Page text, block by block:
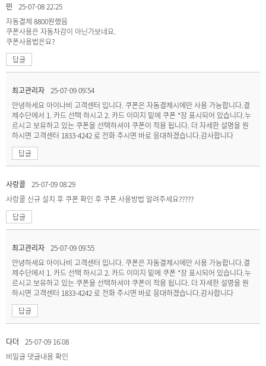
민
25-07-08 22:25
자동결제 8800원했음
쿠폰사용은 자동차감이 아닌가보네요.
쿠폰사용법은요?
답글
최고관리자 25-07-09 09:54
안녕하세요 아이나비 고객센터 입니다. 쿠폰은 자동결제시에만 사용 가능합니다.결
제수단에서 1. 카드 선택 하시고 2. 카드 이미지 밑에 쿠폰 *장 표시되어 있습니다.누
르시고 보유하고 있는 쿠폰을 선택하셔야 쿠폰이 적용 됩니다. 더 자세한 설명을 원
하시면 고객센터 1833-4242 로 전화 주시면 바로 응대하겠습니다.감사합니다
답글
사랑콜 25-07-09 08:29
사랑콜 신규 설치 후 쿠폰 확인 후 쿠폰 사용방법 알려주세요?????
답글
최고관리자 25-07-09 09:55
안녕하세요 아이나비 고객센터 입니다. 쿠폰은 자동결제시에만 사용 가능합니다.결
제수단에서 1. 카드 선택 하시고 2. 카드 이미지 밑에 쿠폰 *장 표시되어 있습니다.누
르시고 보유하고 있는 쿠폰을 선택하셔야 쿠폰이 적용 됩니다. 더 자세한 설명을 원
하시면 고객센터 1833-4242 로 전화 주시면 바로 응대하겠습니다.감사합니다
답글
다더
25-07-09 16:08
비밀글 댓글내용 확인